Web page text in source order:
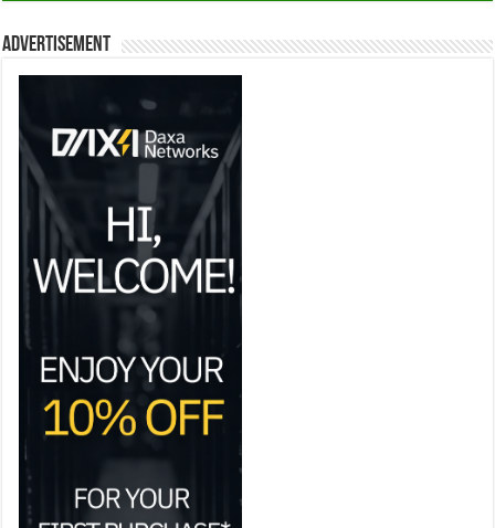
Advertisement